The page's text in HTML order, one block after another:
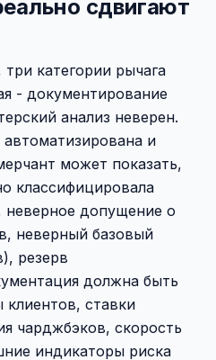
сдвигают
категории рычага
- документирование
анализ неверен.
и
может показать,
классифицировала
неверное допущение о
неверный базовый
резерв
должна быть
ставки
чарджбэков, скорость
индикаторы риска